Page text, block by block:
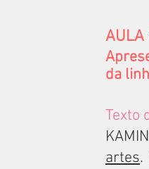
AULA
da
Texto
artes.